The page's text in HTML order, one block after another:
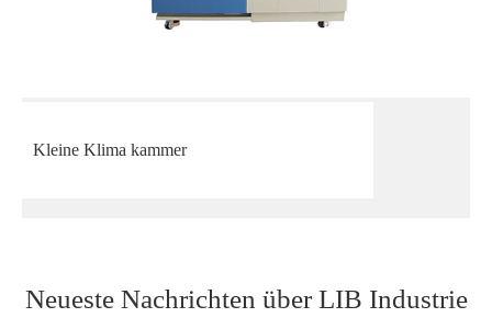
Kleine Klima kammer
Neueste Nachrichten über LIB Industrie